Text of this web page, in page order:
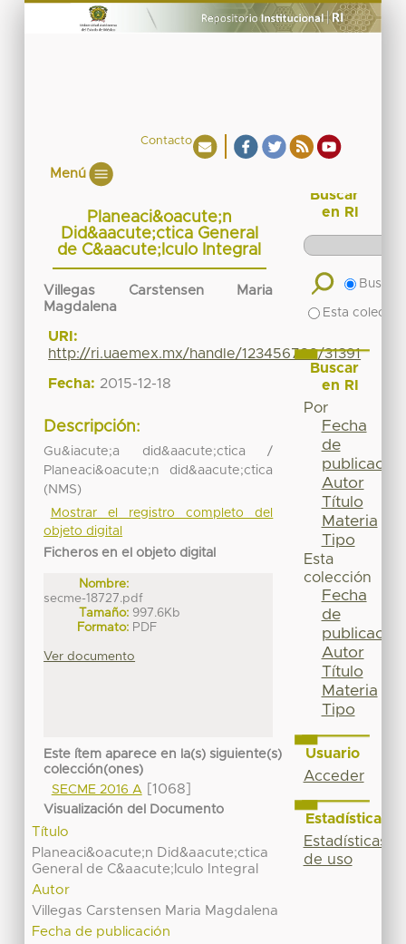
Contacto
Menú
Planeaci&oacute;n
Did&aacute;ctica General
de C&aacute;lculo Integral
Villegas Carstensen Maria
Magdalena
URI:
http://ri.uaemex.mx/handle/123456789/31391
Fecha: 2015-12-18
Descripción:
Gu&iacute;a did&aacute;ctica /
Planeaci&oacute;n did&aacute;ctica
(NMS)
Mostrar el registro completo del
objeto digital
Ficheros en el objeto digital
Nombre:
secme-18727.pdf
Tamaño: 997.6Kb
Formato: PDF
Ver documento
Este ítem aparece en la(s) siguiente(s)
colección(ones)
SECME 2016 A[1068]
Visualización del Documento
Título
Planeaci&oacute;n Did&aacute;ctica
General de C&aacute;lculo Integral
Autor
Villegas Carstensen Maria Magdalena
Fecha de publicación
Buscar
en RI
Buscar
Esta
Buscar
en RI
Por
Fecha
de
publicación
Autor
Título
Materia
Tipo
Esta
colección
Fecha
de
publicación
Autor
Título
Materia
Tipo
Usuario
Acceder
Estadísticas
Estadísticas
de uso